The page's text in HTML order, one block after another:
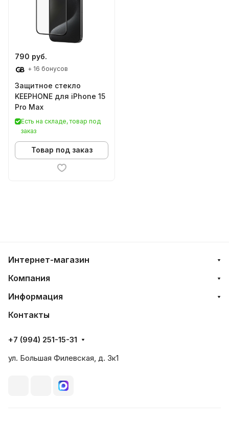
790 руб.
+ 16 бонусов
Защитное стекло
KEEPHONE для iPhone 15
Pro Max
Есть на складе, товар под
заказ
Товар под заказ
Интернет-магазин
Компания
Информация
Контакты
+7 (994) 251-15-31
ул. Большая Филевская, д. 3к1